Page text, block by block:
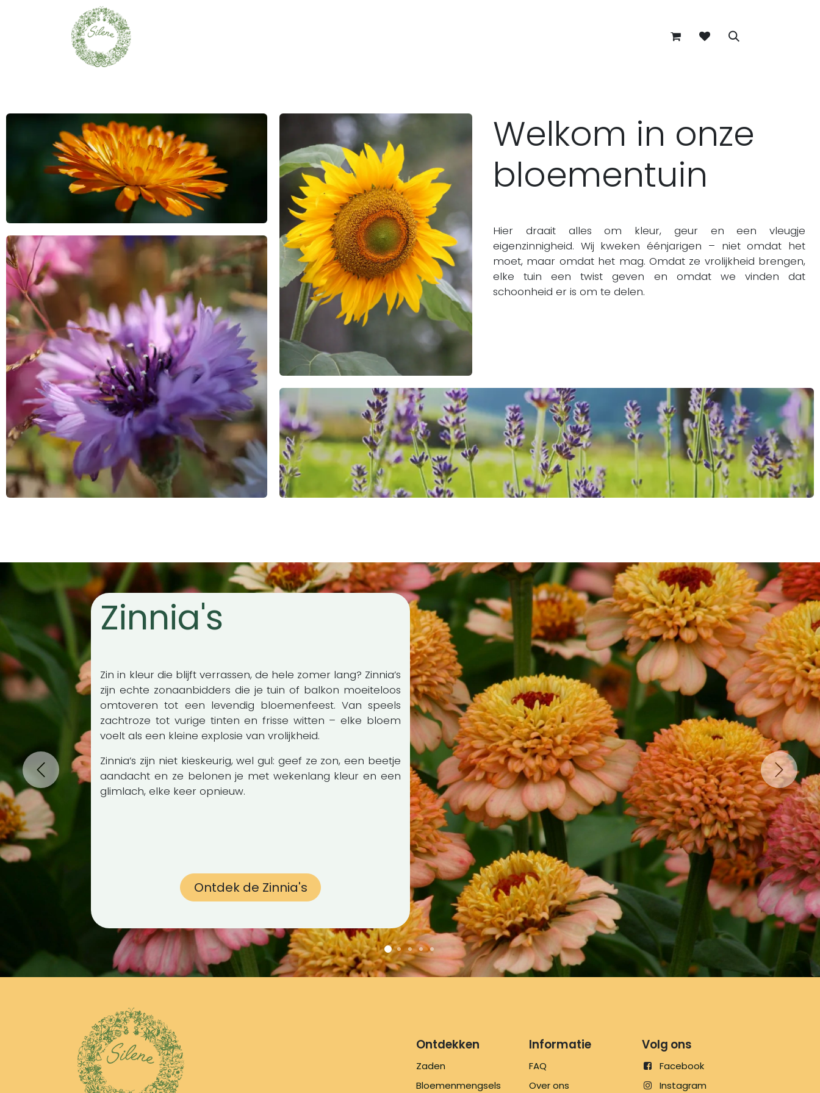
Overslaan naar inhoud
Welkom in onze
bloementuin
Hier draait alles om kleur, geur en een vleugje
eigenzinnigheid. Wij kweken éénjarigen – niet omdat het
moet, maar omdat het mag. Omdat ze vrolijkheid brengen,
elke tuin een twist geven en omdat we vinden dat
schoonheid er is om te delen.
Zinnia's
Zin in kleur die blijft verrassen, de hele zomer lang? Zinnia’s
zijn echte zonaanbidders die je tuin of balkon moeiteloos
omtoveren tot een levendig bloemenfeest. Van speels
zachtroze tot vurige tinten en frisse witten – elke bloem
voelt als een kleine explosie van vrolijkheid.
Zinnia’s zijn niet kieskeurig, wel gul: geef ze zon, een beetje
aandacht en ze belonen je met wekenlang kleur en een
glimlach, elke keer opnieuw.
Ontdek de Zinnia's
Vorige
Ontdekken
Zaden
Bloemenmengsels
Informatie
FAQ
Over ons
Volg ons
Facebook
Instagram